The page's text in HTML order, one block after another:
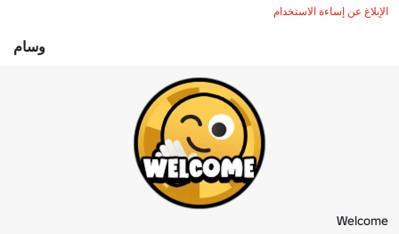
الإبلاغ عن إساءة الاستخدام
وسام
Welcome